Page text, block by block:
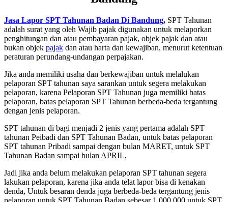
Jasa Lapor SPT Tahunan Badan Di Bandung, SPT Tahunan
adalah surat yang oleh Wajib pajak digunakan untuk melaporkan
penghitungan dan atau pembayaran pajak, objek pajak dan atau
bukan objek pajak dan atau harta dan kewajiban, menurut ketentuan
peraturan perundang-undangan perpajakan.
Jika anda memiliki usaha dan berkewajiban untuk melalukan
pelaporan SPT tahunan saya sarankan untuk segera melakukan
pelaporan, karena Pelaporan SPT Tahunan juga memiliki batas
pelaporan, batas pelaporan SPT Tahunan berbeda-beda tergantung
dengan jenis pelaporan.
SPT tahunan di bagi menjadi 2 jenis yang pertama adalah SPT
tahunan Peibadi dan SPT Tahunan Badan, untuk batas pelaporan
SPT tahunan Pribadi sampai dengan bulan MARET, untuk SPT
Tahunan Badan sampai bulan APRIL,
Jadi jika anda belum melakukan pelaporan SPT tahunan segera
lakukan pelaporan, karena jika anda telat lapor bisa di kenakan
denda, Untuk besaran denda juga berbeda-beda tergantung jenis
pelaporan untuk SPT Tahunan Badan sebesar 1.000.000 untuk SPT